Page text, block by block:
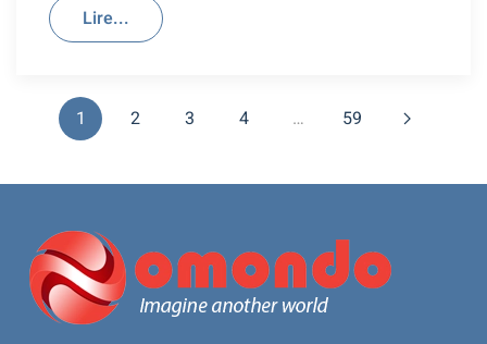
Lire...
1 2 3 4 … 59